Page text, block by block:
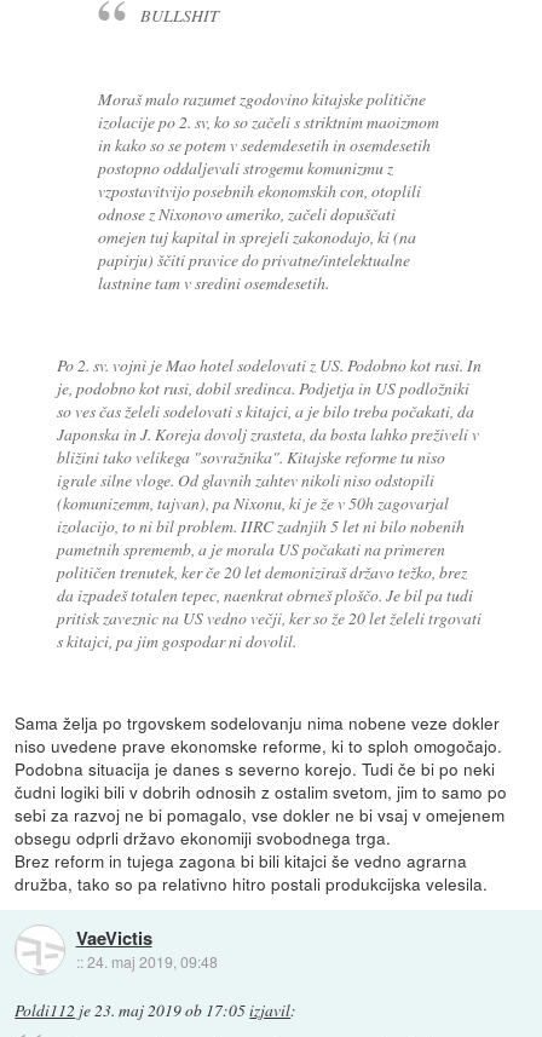
BULLSHIT
Moraš malo razumet zgodovino kitajske politične
izolacije po 2. sv, ko so začeli s striktnim maoizmom
in kako so se potem v sedemdesetih in osemdesetih
postopno oddaljevali strogemu komunizmu z
vzpostavitvijo posebnih ekonomskih con, otoplili
odnose z Nixonovo ameriko, začeli dopuščati
omejen tuj kapital in sprejeli zakonodajo, ki (na
papirju) ščiti pravice do privatne/intelektualne
lastnine tam v sredini osemdesetih.
Po 2. sv. vojni je Mao hotel sodelovati z US. Podobno kot rusi. In
je, podobno kot rusi, dobil sredinca. Podjetja in US podložniki
so ves čas želeli sodelovati s kitajci, a je bilo treba počakati, da
Japonska in J. Koreja dovolj zrasteta, da bosta lahko preživeli v
bližini tako velikega "sovražnika". Kitajske reforme tu niso
igrale silne vloge. Od glavnih zahtev nikoli niso odstopili
(komunizemm, tajvan), pa Nixonu, ki je že v 50h zagovarjal
izolacijo, to ni bil problem. IIRC zadnjih 5 let ni bilo nobenih
pametnih sprememb, a je morala US počakati na primeren
političen trenutek, ker če 20 let demoniziraš državo težko, brez
da izpadeš totalen tepec, naenkrat obrneš ploščo. Je bil pa tudi
pritisk zaveznic na US vedno večji, ker so že 20 let želeli trgovati
s kitajci, pa jim gospodar ni dovolil.
Sama želja po trgovskem sodelovanju nima nobene veze dokler
niso uvedene prave ekonomske reforme, ki to sploh omogočajo.
Podobna situacija je danes s severno korejo. Tudi če bi po neki
čudni logiki bili v dobrih odnosih z ostalim svetom, jim to samo po
sebi za razvoj ne bi pomagalo, vse dokler ne bi vsaj v omejenem
obsegu odprli državo ekonomiji svobodnega trga.
Brez reform in tujega zagona bi bili kitajci še vedno agrarna
družba, tako so pa relativno hitro postali produkcijska velesila.
VaeVictis
::24. maj 2019, 09:48
Poldi112 je 23. maj 2019 ob 17:05izjavil: